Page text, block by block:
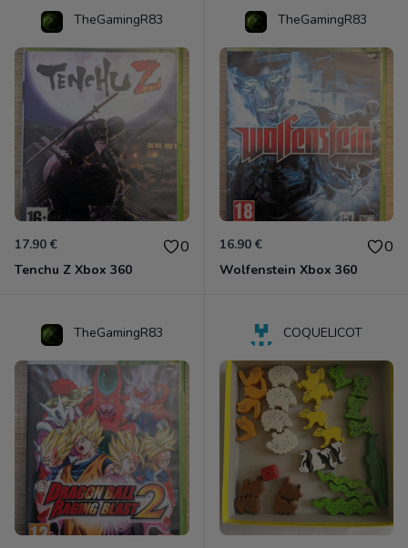
TheGamingR83
17.90 € 0
Tenchu Z Xbox 360
TheGamingR83
16.90 € 0
Wolfenstein Xbox 360
TheGamingR83 COQUELICOT